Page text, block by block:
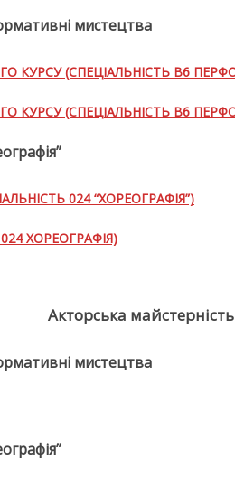
мистецтва
КУРСУ (СПЕЦІАЛЬНІСТЬ В6
КУРСУ (СПЕЦІАЛЬНІСТЬ В6
024 “ХОРЕОГРАФІЯ”)
ХОРЕОГРАФІЯ)
Акторська
мистецтва